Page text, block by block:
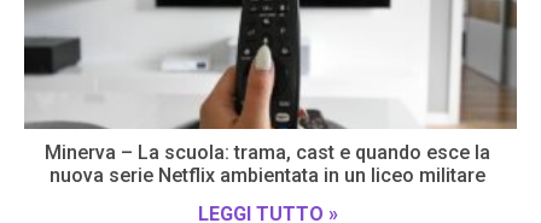
Minerva – La scuola: trama, cast e quando esce la
nuova serie Netflix ambientata in un liceo militare
LEGGI TUTTO »